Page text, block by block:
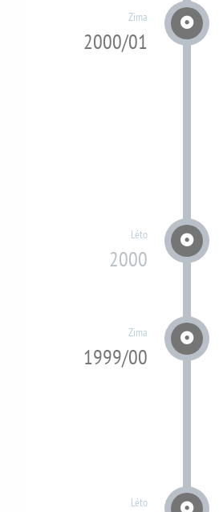
Zima
2000/01
Léto
2000
Zima
1999/00
Léto